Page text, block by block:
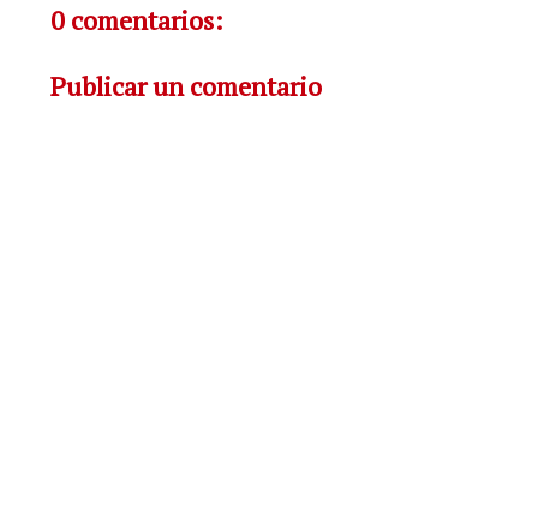
0 comentarios:
Publicar un comentario